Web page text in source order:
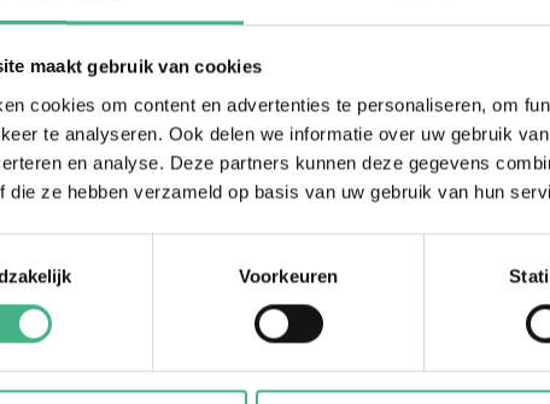
maakt gebruik van cookies
cookies om content en advertenties te personaliseren, om
te analyseren. Ook delen we informatie over uw gebruik
en analyse. Deze partners kunnen deze gegevens
die ze hebben verzameld op basis van uw gebruik van hun
Voorkeuren
Ymke Goedhart
info@mintersmantelzorg.nl
Ymke is mantelzorgadviseur.